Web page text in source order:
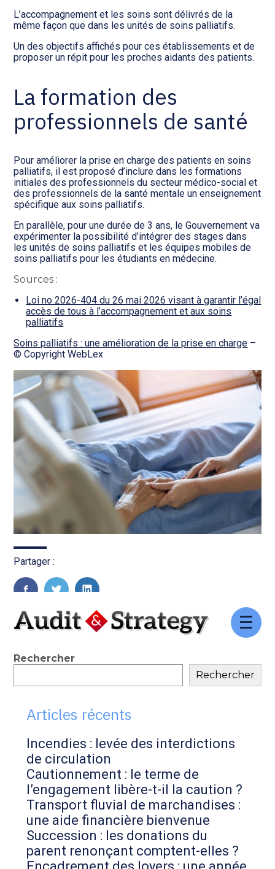
Aller
L’accompagnement et les soins sont délivrés de la
même façon que dans les unités de soins palliatifs.
Un des objectifs affichés pour ces établissements et de
proposer un répit pour les proches aidants des patients.
La formation des
professionnels de santé
Pour améliorer la prise en charge des patients en soins
palliatifs, il est proposé d’inclure dans les formations
initiales des professionnels du secteur médico-social et
des professionnels de la santé mentale un enseignement
spécifique aux soins palliatifs.
En parallèle, pour une durée de 3 ans, le Gouvernement va
expérimenter la possibilité d’intégrer des stages dans
les unités de soins palliatifs et les équipes mobiles de
soins palliatifs pour les étudiants en médecine.
Sources :
Loi no 2026-404 du 26 mai 2026 visant à garantir l’égal
accès de tous à l’accompagnement et aux soins
palliatifs
Soins palliatifs : une amélioration de la prise en charge –
© Copyright WebLex
Partager :
Blog
sidebar
Rechercher
Rechercher
Articles récents
Incendies : levée des interdictions
de circulation
Cautionnement : le terme de
l’engagement libère-t-il la caution ?
Transport fluvial de marchandises :
une aide financière bienvenue
Succession : les donations du
parent renonçant comptent-elles ?